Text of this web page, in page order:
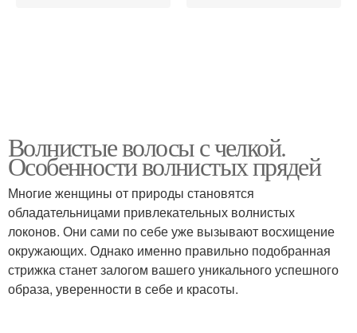
Волнистые волосы с челкой.
Особенности волнистых прядей
Многие женщины от природы становятся
обладательницами привлекательных волнистых
локонов. Они сами по себе уже вызывают восхищение
окружающих. Однако именно правильно подобранная
стрижка станет залогом вашего уникального успешного
образа, уверенности в себе и красоты.